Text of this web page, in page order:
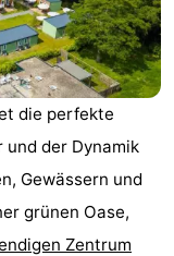
die perfekte
und der Dynamik
Gewässern und
grünen Oase,
Zentrum